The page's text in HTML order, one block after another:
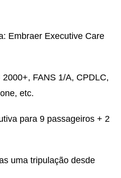
Embraer Executive Care
2000+, FANS 1/A, CPDLC,
etc.
para 9 passageiros + 2
uma tripulação desde